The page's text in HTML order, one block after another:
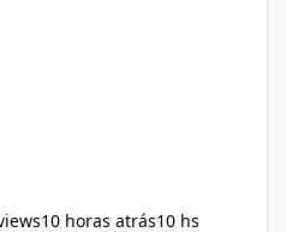
10 horas atrás10 hs